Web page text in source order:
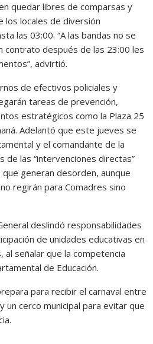
quedar libres de comparsas y
los locales de diversión
las 03:00. “A las bandas no se
contrato después de las 23:00 les
advirtió.
de efectivos policiales y
tareas de prevención,
estratégicos como la Plaza 25
Adelantó que este jueves se
y el comandante de la
de las “intervenciones directas”
generan desorden, aunque
regirán para Comadres sino
deslindó responsabilidades
de unidades educativas en
señalar que la competencia
de Educación.
para recibir el carnaval entre
un cerco municipal para evitar que